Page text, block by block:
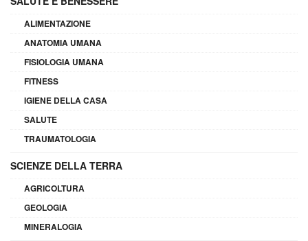
ALIMENTAZIONE
ANATOMIA UMANA
FISIOLOGIA UMANA
FITNESS
IGIENE DELLA CASA
SALUTE
TRAUMATOLOGIA
SCIENZE DELLA TERRA
AGRICOLTURA
GEOLOGIA
MINERALOGIA